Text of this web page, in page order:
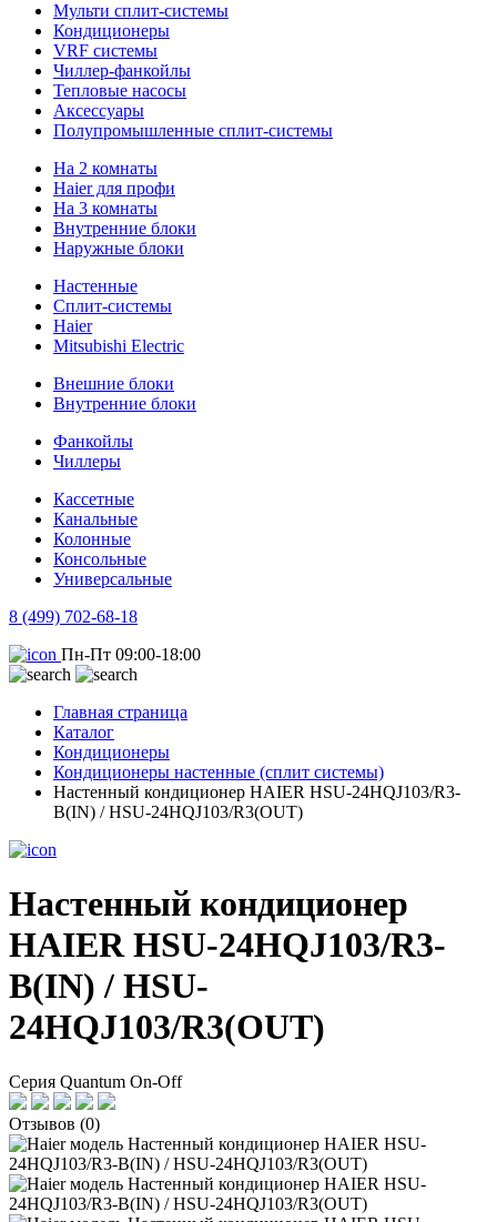
Мульти сплит-системы
Кондиционеры
VRF системы
Чиллер-фанкойлы
Тепловые насосы
Аксессуары
Полупромышленные сплит-системы
На 2 комнаты
Haier для профи
На 3 комнаты
Внутренние блоки
Наружные блоки
Настенные
Сплит-системы
Haier
Mitsubishi Electric
Внешние блоки
Внутренние блоки
Фанкойлы
Чиллеры
Кассетные
Канальные
Колонные
Консольные
Универсальные
8 (499) 702-68-18
Пн-Пт 09:00-18:00
Главная страница
Каталог
Кондиционеры
Кондиционеры настенные (сплит системы)
Настенный кондиционер HAIER HSU-24HQJ103/R3-
B(IN) / HSU-24HQJ103/R3(OUT)
Настенный кондиционер
HAIER HSU-24HQJ103/R3-
B(IN) / HSU-
24HQJ103/R3(OUT)
Серия Quantum On-Off
Отзывов (0)